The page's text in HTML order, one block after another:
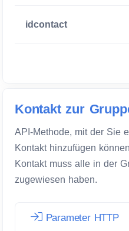
idcontact
Kontakt zur
API-Methode, mit der Sie
Kontakt hinzufügen
Kontakt muss alle in der
zugewiesen haben.
Parameter HTTP